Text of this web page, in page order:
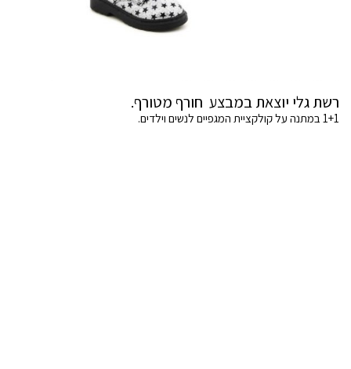
רשת גלי יוצאת במבצע חורף מטורף.
1+1 במתנה על קולקציית המגפיים לנשים וילדים.